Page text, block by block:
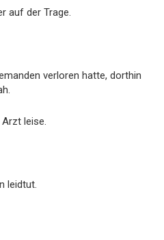
auf der Trage.
verloren hatte, dorthin
leise.
leidtut.